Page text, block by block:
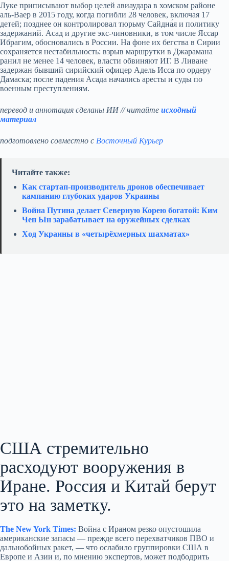
Луке приписывают выбор целей авиаудара в хомском районе
аль-Ваер в 2015 году, когда погибли 28 человек, включая 17
детей; позднее он контролировал тюрьму Сайдна́я и политику
задержаний. Асад и другие экс-чиновники, в том числе Яссар
Ибрагим, обосновались в России. На фоне их бегства в Сирии
сохраняется нестабильность: взрыв маршрутки в Джарамана
ранил не менее 14 человек, власти обвиняют ИГ. В Ливане
задержан бывший сирийский офицер Адель Исса по ордеру
Дамаска; после падения Асада начались аресты и суды по
военным преступлениям.
перевод и аннотация сделаны ИИ // читайте исходный
материал
подготовлено совместно с Восточный Курьер
Читайте также:
Как стартап‑производитель дронов обеспечивает
кампанию глубоких ударов Украины
Война Путина делает Северную Корею богатой: Ким
Чен Ын зарабатывает на оружейных сделках
Ход Украины в «четырёхмерных шахматах»
США стремительно
расходуют вооружения в
Иране. Россия и Китай берут
это на заметку.
The New York Times: Война с Ираном резко опустошила
американские запасы — прежде всего перехватчиков ПВО и
дальнобойных ракет, — что ослабило группировки США в
Европе и Азии и, по мнению экспертов, может подбодрить